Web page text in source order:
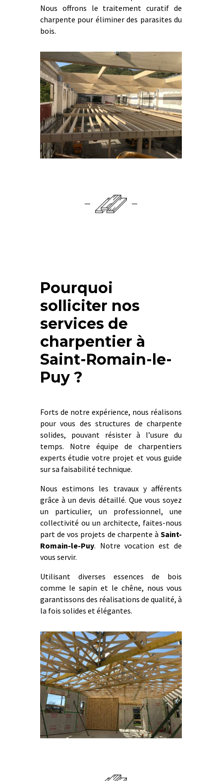
Nous offrons le traitement curatif de
charpente pour éliminer des parasites du
bois.
Pourquoi
solliciter nos
services de
charpentier à
Saint-Romain-le-
Puy ?
Forts de notre expérience, nous réalisons
pour vous des structures de charpente
solides, pouvant résister à l’usure du
temps. Notre équipe de charpentiers
experts étudie votre projet et vous guide
sur sa faisabilité technique.
Nous estimons les travaux y afférents
grâce à un devis détaillé. Que vous soyez
un particulier, un professionnel, une
collectivité ou un architecte, faites-nous
part de vos projets de charpente àSaint-
Romain-le-Puy. Notre vocation est de
vous servir.
Utilisant diverses essences de bois
comme le sapin et le chêne, nous vous
garantissons des réalisations de qualité, à
la fois solides et élégantes.